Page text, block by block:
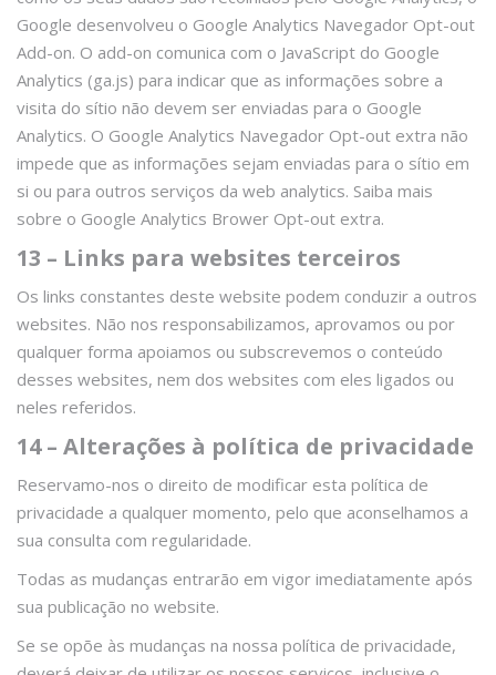
Google desenvolveu o Google Analytics Navegador Opt-out
Add-on. O add-on comunica com o JavaScript do Google
Analytics (ga.js) para indicar que as informações sobre a
visita do sítio não devem ser enviadas para o Google
Analytics. O Google Analytics Navegador Opt-out extra não
impede que as informações sejam enviadas para o sítio em
si ou para outros serviços da web analytics. Saiba mais
sobre o Google Analytics Brower Opt-out extra.
13 – Links para websites terceiros
Os links constantes deste website podem conduzir a outros
websites. Não nos responsabilizamos, aprovamos ou por
qualquer forma apoiamos ou subscrevemos o conteúdo
desses websites, nem dos websites com eles ligados ou
neles referidos.
14 – Alterações à política de privacidade
Reservamo-nos o direito de modificar esta política de
privacidade a qualquer momento, pelo que aconselhamos a
sua consulta com regularidade.
Todas as mudanças entrarão em vigor imediatamente após
sua publicação no website.
Se se opõe às mudanças na nossa política de privacidade,